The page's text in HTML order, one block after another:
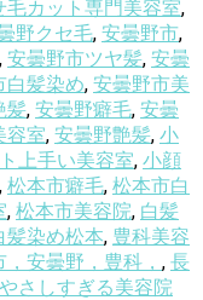
毛カット専門美容室,
野クセ毛, 安曇野市,
, 安曇野市ツヤ髪, 安曇
白髪染め, 安曇野市美
髪, 安曇野癖毛, 安曇
容室, 安曇野艶髪, 小
上手い美容室, 小顔
, 松本市癖毛, 松本市白
, 松本市美容院, 白髪
髪染め松本, 豊科美容
安曇野，豊科， , 長
さしすぎる美容院